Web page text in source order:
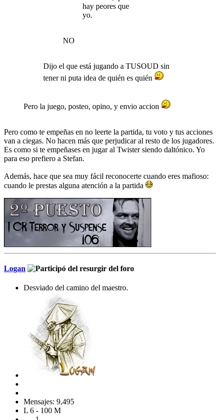
hay peores que
yo.
NO
Dijo el que está jugando a TUSOUD sin
tener ni puta idea de quién es quién
Pero la juego, posteo, opino, y envio accion
Pero como te empeñas en no leerte la partida, tu voto y tus acciones
van a ciegas. No hacen más que perjudicar al resto de los jugadores.
Es como si te empeñases en jugar al Twister siendo daltónico. Yo
para eso prefiero a Stefan.
Además, hace que sea muy fácil reconocerte cuando eres mafioso:
cuando le prestas alguna atención a la partida
Logan
Desviado del camino del maestro.
Mensajes: 9,495
L 6 - 100 M